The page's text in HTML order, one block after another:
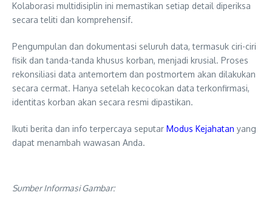
Kolaborasi multidisiplin ini memastikan setiap detail diperiksa
secara teliti dan komprehensif.
Pengumpulan dan dokumentasi seluruh data, termasuk ciri-ciri
fisik dan tanda-tanda khusus korban, menjadi krusial. Proses
rekonsiliasi data antemortem dan postmortem akan dilakukan
secara cermat. Hanya setelah kecocokan data terkonfirmasi,
identitas korban akan secara resmi dipastikan.
Ikuti berita dan info terpercaya seputar Modus Kejahatan yang
dapat menambah wawasan Anda.
Sumber Informasi Gambar: